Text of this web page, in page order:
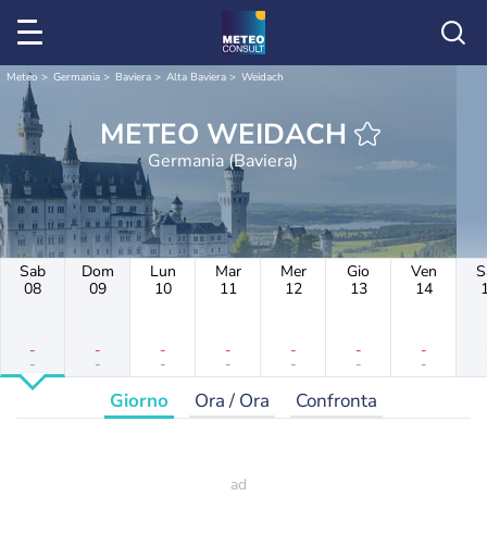
Meteo Germania Baviera Alta Baviera Weidach
METEO WEIDACH
Germania (Baviera)
Sab
08
-
-
Dom
09
-
-
Lun
10
-
-
Mar
11
-
-
Mer
12
-
-
Gio
13
-
-
Ven
14
-
-
Giorno Ora / Ora Confronta